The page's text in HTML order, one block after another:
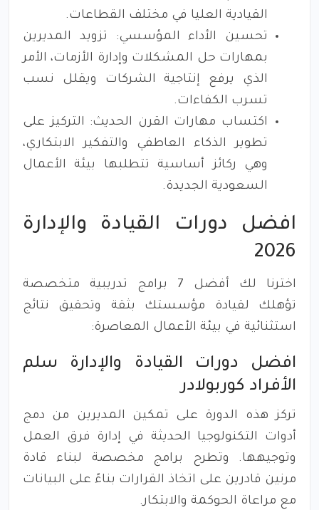
القيادية العليا في مختلف القطاعات.
تحسين الأداء المؤسسي: تزويد المديرين
بمهارات حل المشكلات وإدارة الأزمات، الأمر
الذي يرفع إنتاجية الشركات ويقلل نسب
تسرب الكفاءات.
اكتساب مهارات القرن الحديث: التركيز على
تطوير الذكاء العاطفي والتفكير الابتكاري،
وهي ركائز أساسية تتطلبها بيئة الأعمال
السعودية الجديدة.
افضل دورات القيادة والإدارة
2026
اخترنا لك أفضل 7 برامج تدريبية متخصصة
تؤهلك لقيادة مؤسستك بثقة وتحقيق نتائج
استثنائية في بيئة الأعمال المعاصرة:
افضل دورات القيادة والإدارة سلم
الأفراد كوربولادر
تركز هذه الدورة على تمكين المديرين من دمج
أدوات التكنولوجيا الحديثة في إدارة فرق العمل
وتوجيهها. وتطرح برامج مخصصة لبناء قادة
مرنين قادرين على اتخاذ القرارات بناءً على البيانات
مع مراعاة الحوكمة والابتكار.